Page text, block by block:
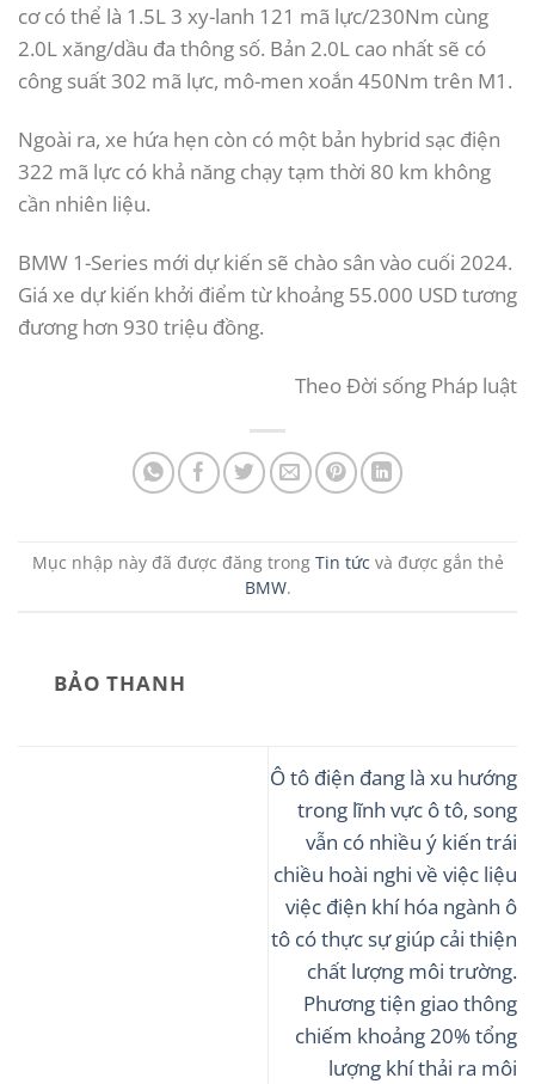
cơ có thể là 1.5L 3 xy-lanh 121 mã lực/230Nm cùng
2.0L xăng/dầu đa thông số. Bản 2.0L cao nhất sẽ có
công suất 302 mã lực, mô-men xoắn 450Nm trên M1.
Ngoài ra, xe hứa hẹn còn có một bản hybrid sạc điện
322 mã lực có khả năng chạy tạm thời 80 km không
cần nhiên liệu.
BMW 1-Series mới dự kiến sẽ chào sân vào cuối 2024.
Giá xe dự kiến khởi điểm từ khoảng 55.000 USD tương
đương hơn 930 triệu đồng.
TheoĐời sống Pháp luật
Mục nhập này đã được đăng trong Tin tức và được gắn thẻ
BMW.
BẢO THANH
Ô tô điện đang là xu hướng
trong lĩnh vực ô tô, song
vẫn có nhiều ý kiến trái
chiều hoài nghi về việc liệu
việc điện khí hóa ngành ô
tô có thực sự giúp cải thiện
chất lượng môi trường.
Phương tiện giao thông
chiếm khoảng 20% tổng
lượng khí thải ra môi